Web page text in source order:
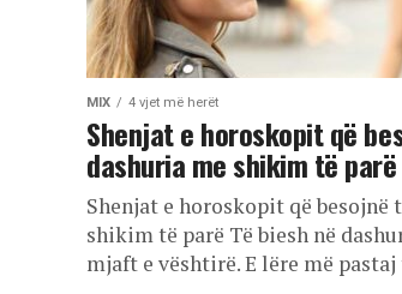
MIX 4 vjet më herët
Shenjat e horoskopit që
dashuria me shikim të parë
Shenjat e horoskopit që besojnë
shikim të parë Të biesh në
mjaft e vështirë. E lëre më pastaj